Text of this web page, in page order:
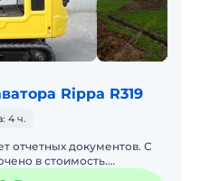
Rippa R319
4 ч.
отчетных документов. С
в стоимость.
мини-экскаватора Rippa